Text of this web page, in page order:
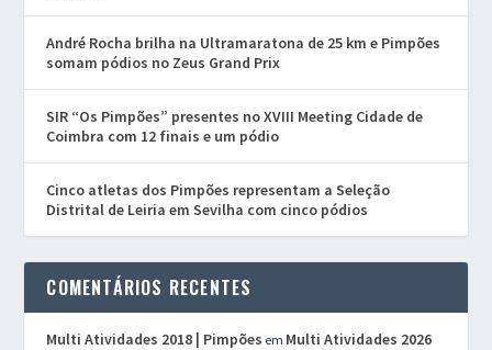
André Rocha brilha na Ultramaratona de 25 km e Pimpões
somam pódios no Zeus Grand Prix
SIR “Os Pimpões” presentes no XVIII Meeting Cidade de
Coimbra com 12 finais e um pódio
Cinco atletas dos Pimpões representam a Seleção
Distrital de Leiria em Sevilha com cinco pódios
COMENTÁRIOS RECENTES
Multi Atividades 2018 | Pimpões em Multi Atividades 2026